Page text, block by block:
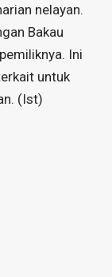
nelayan.
Bakau
Ini
untuk
(Ist)